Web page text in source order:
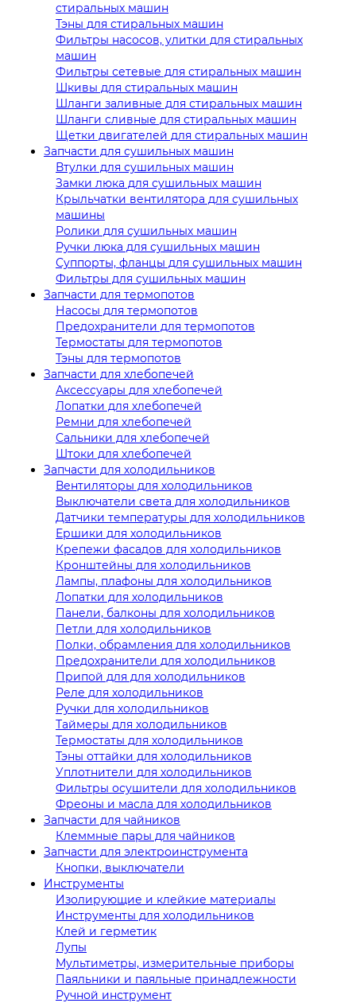
стиральных машин
Тэны для стиральных машин
Фильтры насосов, улитки для стиральных
машин
Фильтры сетевые для стиральных машин
Шкивы для стиральных машин
Шланги заливные для стиральных машин
Шланги сливные для стиральных машин
Щетки двигателей для стиральных машин
Запчасти для сушильных машин
Втулки для сушильных машин
Замки люка для сушильных машин
Крыльчатки вентилятора для сушильных
машины
Ролики для сушильных машин
Ручки люка для сушильных машин
Суппорты, фланцы для сушильных машин
Фильтры для сушильных машин
Запчасти для термопотов
Насосы для термопотов
Предохранители для термопотов
Термостаты для термопотов
Тэны для термопотов
Запчасти для хлебопечей
Аксессуары для хлебопечей
Лопатки для хлебопечей
Ремни для хлебопечей
Сальники для хлебопечей
Штоки для хлебопечей
Запчасти для холодильников
Вентиляторы для холодильников
Выключатели света для холодильников
Датчики температуры для холодильников
Ершики для холодильников
Крепежи фасадов для холодильников
Кронштейны для холодильников
Лампы, плафоны для холодильников
Лопатки для холодильников
Панели, балконы для холодильников
Петли для холодильников
Полки, обрамления для холодильников
Предохранители для холодильников
Припой для для холодильников
Реле для холодильников
Ручки для холодильников
Таймеры для холодильников
Термостаты для холодильников
Тэны оттайки для холодильников
Уплотнители для холодильников
Фильтры осушители для холодильников
Фреоны и масла для холодильников
Запчасти для чайников
Клеммные пары для чайников
Запчасти для электроинструмента
Кнопки, выключатели
Инструменты
Изолирующие и клейкие материалы
Инструменты для холодильников
Клей и герметик
Лупы
Мультиметры, измерительные приборы
Паяльники и паяльные принадлежности
Ручной инструмент